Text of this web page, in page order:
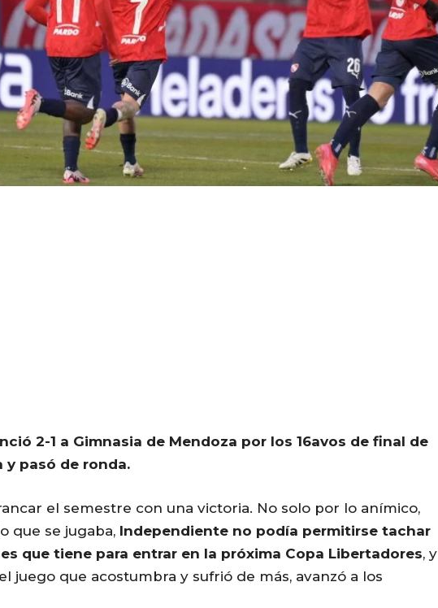
2-1 a Gimnasia de Mendoza por los 16avos de final de
y pasó de ronda.
el semestre con una victoria. No solo por lo anímico,
que se jugaba, Independiente no podía permitirse tachar
que tiene para entrar en la próxima Copa Libertadores, y
juego que acostumbra y sufrió de más, avanzó a los